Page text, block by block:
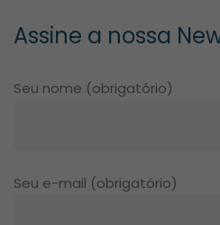
Assine a nossa
Seu nome (obrigatório)
Seu e-mail (obrigatório)